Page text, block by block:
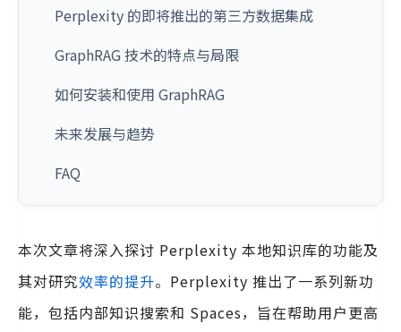
Perplexity 的即将推出的第三方数据集成
GraphRAG 技术的特点与局限
如何安装和使用 GraphRAG
未来发展与趋势
FAQ
本次文章将深入探讨 Perplexity 本地知识库的功能及
其对研究效率的提升。Perplexity 推出了一系列新功
能，包括内部知识搜索和 Spaces，旨在帮助用户更高